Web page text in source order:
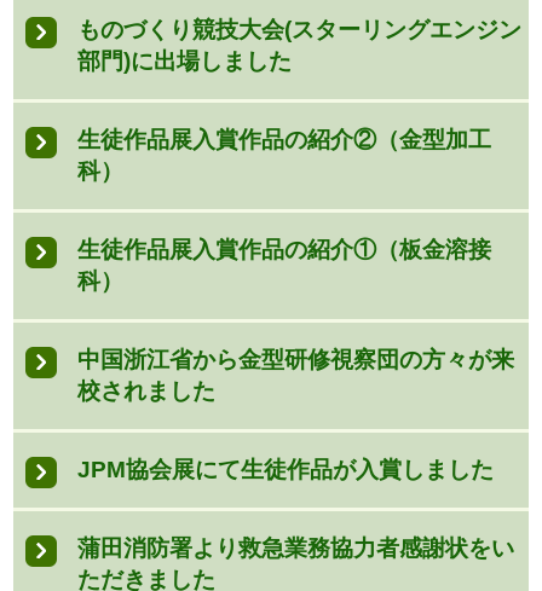
ものづくり競技大会(スターリングエンジン
部門)に出場しました
生徒作品展入賞作品の紹介②（金型加工
科）
生徒作品展入賞作品の紹介①（板金溶接
科）
中国浙江省から金型研修視察団の方々が来
校されました
JPM協会展にて生徒作品が入賞しました
蒲田消防署より救急業務協力者感謝状をい
ただきました